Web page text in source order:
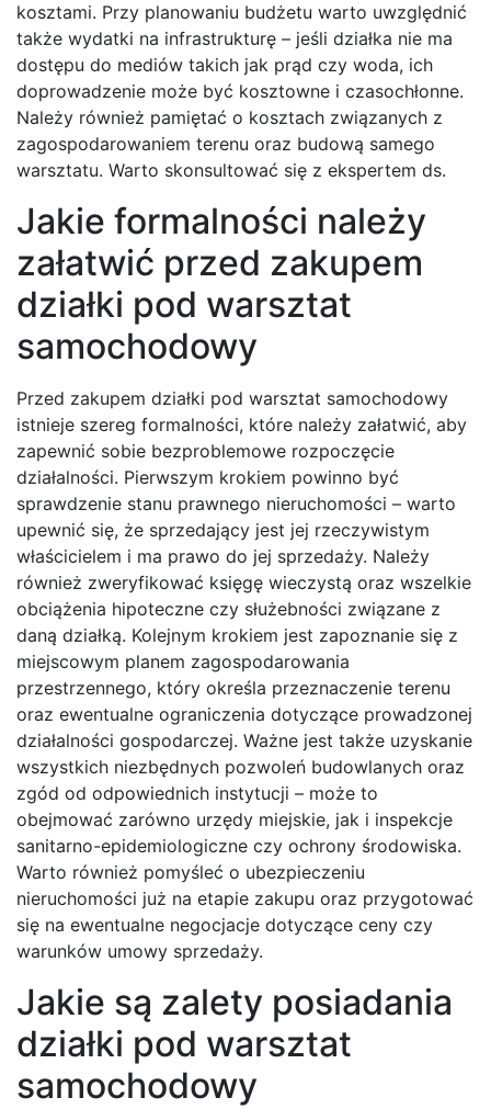
kosztami. Przy planowaniu budżetu warto uwzględnić
także wydatki na infrastrukturę – jeśli działka nie ma
dostępu do mediów takich jak prąd czy woda, ich
doprowadzenie może być kosztowne i czasochłonne.
Należy również pamiętać o kosztach związanych z
zagospodarowaniem terenu oraz budową samego
warsztatu. Warto skonsultować się z ekspertem ds.
Jakie formalności należy
załatwić przed zakupem
działki pod warsztat
samochodowy
Przed zakupem działki pod warsztat samochodowy
istnieje szereg formalności, które należy załatwić, aby
zapewnić sobie bezproblemowe rozpoczęcie
działalności. Pierwszym krokiem powinno być
sprawdzenie stanu prawnego nieruchomości – warto
upewnić się, że sprzedający jest jej rzeczywistym
właścicielem i ma prawo do jej sprzedaży. Należy
również zweryfikować księgę wieczystą oraz wszelkie
obciążenia hipoteczne czy służebności związane z
daną działką. Kolejnym krokiem jest zapoznanie się z
miejscowym planem zagospodarowania
przestrzennego, który określa przeznaczenie terenu
oraz ewentualne ograniczenia dotyczące prowadzonej
działalności gospodarczej. Ważne jest także uzyskanie
wszystkich niezbędnych pozwoleń budowlanych oraz
zgód od odpowiednich instytucji – może to
obejmować zarówno urzędy miejskie, jak i inspekcje
sanitarno-epidemiologiczne czy ochrony środowiska.
Warto również pomyśleć o ubezpieczeniu
nieruchomości już na etapie zakupu oraz przygotować
się na ewentualne negocjacje dotyczące ceny czy
warunków umowy sprzedaży.
Jakie są zalety posiadania
działki pod warsztat
samochodowy